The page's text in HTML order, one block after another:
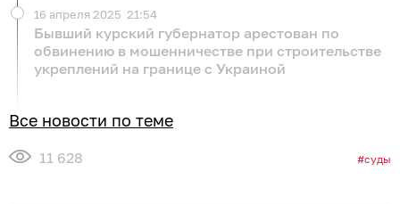
Бывший курский губернатор арестован по
обвинению в мошенничестве при строительстве
укреплений на границе с Украиной
16 апреля 2025 21:54
Все новости по теме
11 628 суды